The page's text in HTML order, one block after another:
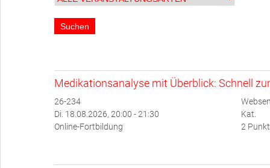
Medikationsanalyse mit Überblick: Schnell
26-234
Di. 18.08.2026, 20:00 - 21:30
Online-Fortbildung
Kat.
2